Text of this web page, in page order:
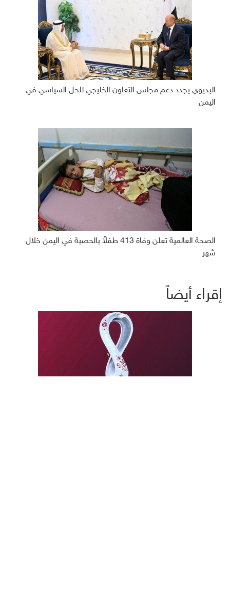
البديوي يجدد دعم مجلس التعاون الخليجي للحل السياسي في
اليمن
الصحة العالمية تعلن وفاة 413 طفلاً بالحصبة في اليمن خلال
شهر
إقراء أيضاً